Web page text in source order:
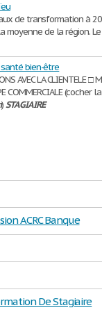
de transformation à
moyenne de la région.
santé bien-être
AVEC LA CLIENTELE □
COMMERCIALE (cocher
)STAGIAIRE
ACRC Banque
De Stagiaire